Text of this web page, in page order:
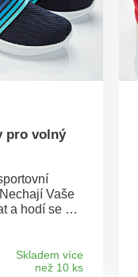
pro volný
Vaše
a hodí se ke
a
Skladem více
než 10 ks